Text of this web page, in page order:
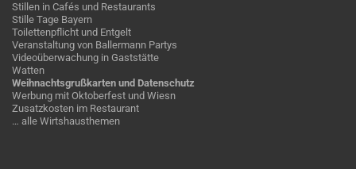
Stillen in Cafés und Restaurants
Stille Tage Bayern
Toilettenpflicht und Entgelt
Veranstaltung von Ballermann Partys
Videoüberwachung in Gaststätte
Watten
Weihnachtsgrußkarten und Datenschutz
Werbung mit Oktoberfest und Wiesn
Zusatzkosten im Restaurant
… alle Wirtshausthemen